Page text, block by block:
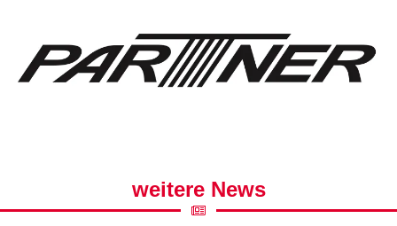
weitere News